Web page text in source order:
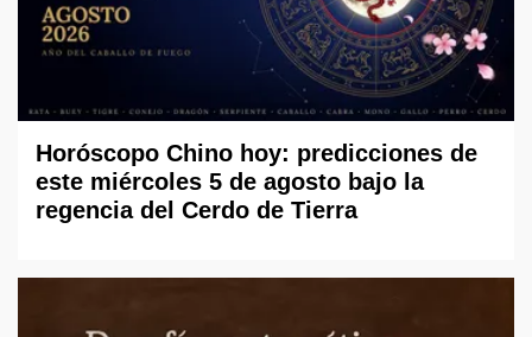
Horóscopo Chino hoy: predicciones de
este miércoles 5 de agosto bajo la
regencia del Cerdo de Tierra